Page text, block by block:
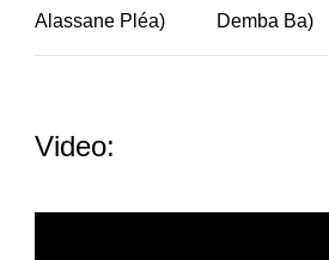
Alassane Pléa)
Demba Ba)
Video: